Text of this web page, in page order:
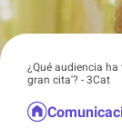
¿Qué audiencia
gran cita'? - 3Cat